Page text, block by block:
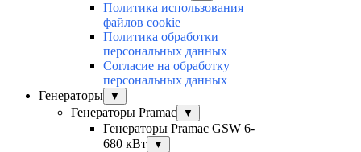
Политика использования
файлов cookie
Политика обработки
персональных данных
Согласие на обработку
персональных данных
Генераторы
▼
Генераторы Pramac ▼
Генераторы Pramac GSW 6-
680 кВт
▼